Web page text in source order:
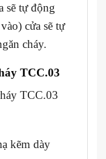
sẽ tự động
cửa sẽ tự
cháy.
TCC.03
TCC.03
kẽm dày